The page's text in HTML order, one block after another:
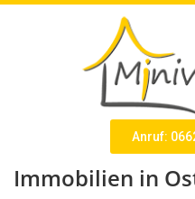
Anruf:
Immobilien in